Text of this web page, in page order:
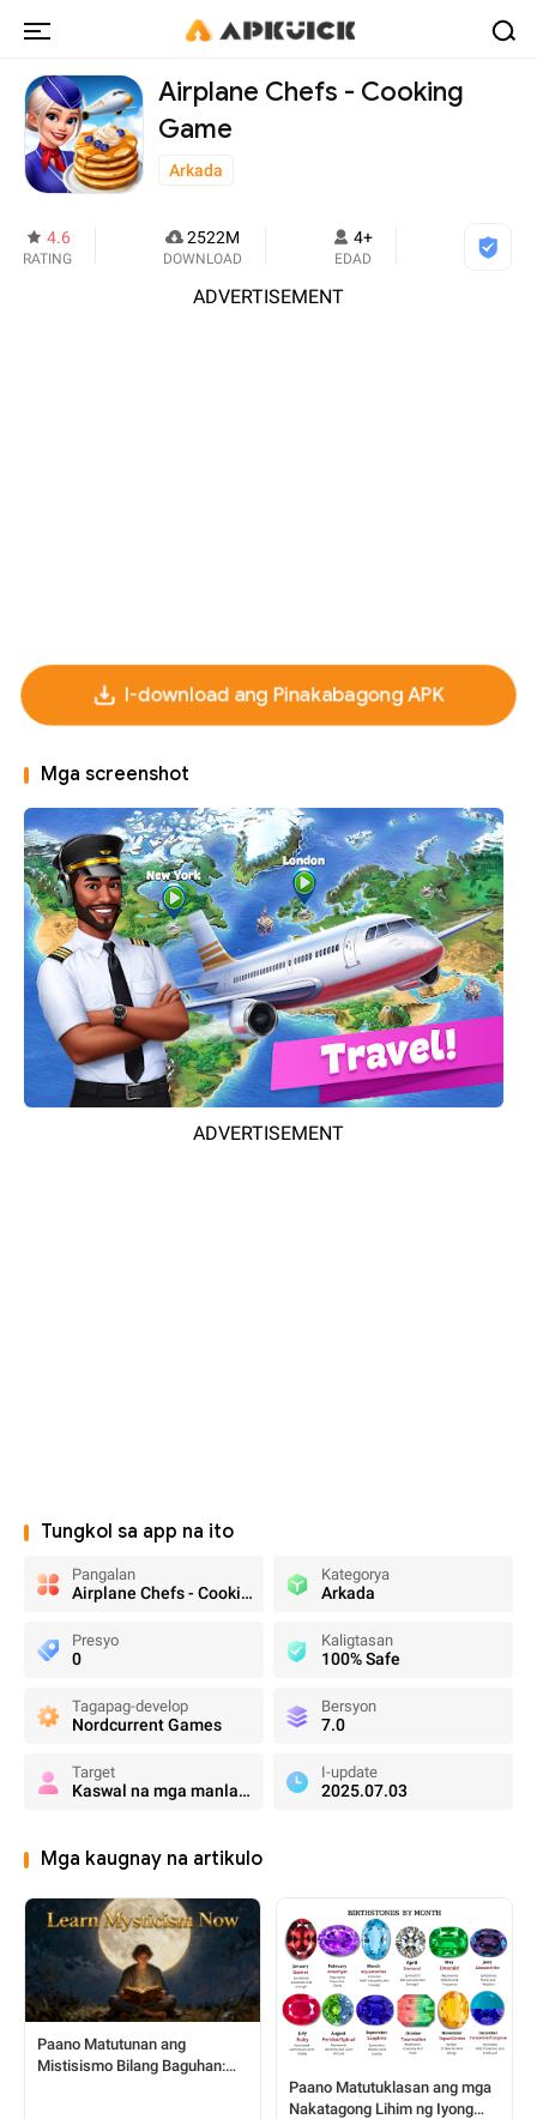
Airplane Chefs - Cooking
Game
Arkada
4.6
RATING
2522M
DOWNLOAD
4+
EDAD
ADVERTISEMENT
I-download ang Pinakabagong APK
Mga screenshot
ADVERTISEMENT
Tungkol sa app na ito
Pangalan
Airplane Chefs - Cooking Game
Kategorya
Arkada
Presyo
0
Kaligtasan
100% Safe
Tagapag-develop
Nordcurrent Games
Bersyon
7.0
Target
Kaswal na mga manlalaro
I-update
2025.07.03
Mga kaugnay na artikulo
Paano Matutunan ang
Mistisismo Bilang Baguhan:
Paano Matutuklasan ang mga
Nakatagong Lihim ng Iyong